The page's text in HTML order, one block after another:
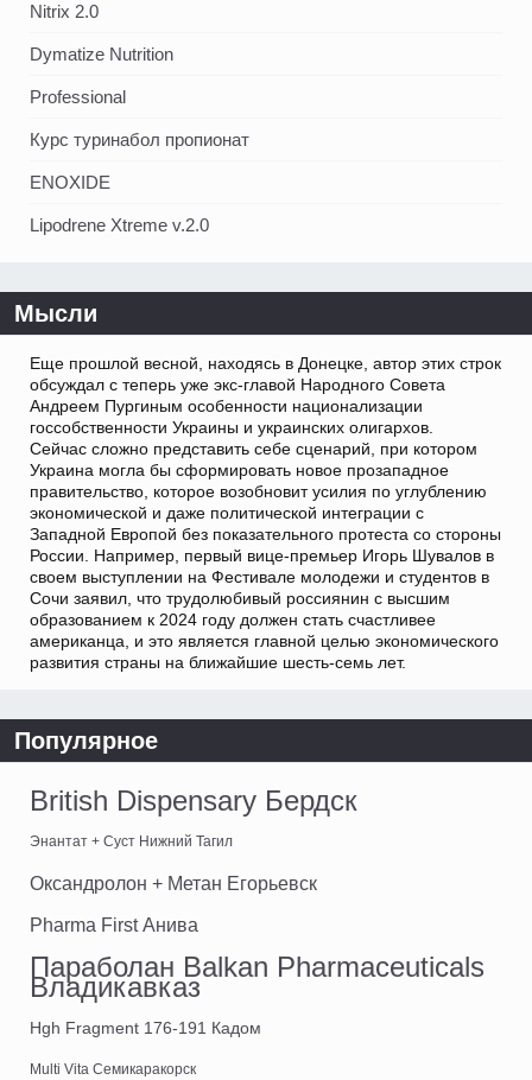
Nitrix 2.0
Dymatize Nutrition
Professional
Курс туринабол пропионат
ENOXIDE
Lipodrene Xtreme v.2.0
Мысли
Еще прошлой весной, находясь в Донецке, автор этих строк
обсуждал с теперь уже экс-главой Народного Совета
Андреем Пургиным особенности национализации
госсобственности Украины и украинских олигархов.
Сейчас сложно представить себе сценарий, при котором
Украина могла бы сформировать новое прозападное
правительство, которое возобновит усилия по углублению
экономической и даже политической интеграции с
Западной Европой без показательного протеста со стороны
России. Например, первый вице-премьер Игорь Шувалов в
своем выступлении на Фестивале молодежи и студентов в
Сочи заявил, что трудолюбивый россиянин с высшим
образованием к 2024 году должен стать счастливее
американца, и это является главной целью экономического
развития страны на ближайшие шесть-семь лет.
Популярное
British Dispensary Бердск
Энантат + Суст Нижний Тагил
Оксандролон + Метан Егорьевск
Pharma First Анива
Параболан Balkan Pharmaceuticals
Владикавказ
Hgh Fragment 176-191 Кадом
Multi Vita Семикаракорск